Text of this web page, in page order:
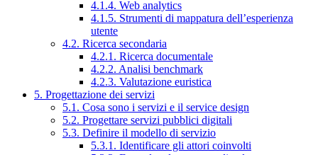
4.1.4. Web analytics
4.1.5. Strumenti di mappatura dell’esperienza
utente
4.2. Ricerca secondaria
4.2.1. Ricerca documentale
4.2.2. Analisi benchmark
4.2.3. Valutazione euristica
5. Progettazione dei servizi
5.1. Cosa sono i servizi e il service design
5.2. Progettare servizi pubblici digitali
5.3. Definire il modello di servizio
5.3.1. Identificare gli attori coinvolti